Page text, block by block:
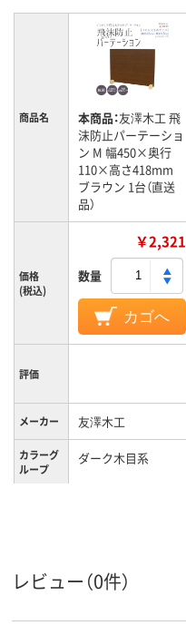
商品名 本商品：友澤木工 飛
沫防止パーテーショ
ン M 幅450×奥行
110×高さ418mm
ブラウン 1台（直送
品）
価格
(税込)
￥2,321
数量
カゴへ
評価
メーカー 友澤木工
カラーグ
ループ
ダーク木目系
レビュー（0件）